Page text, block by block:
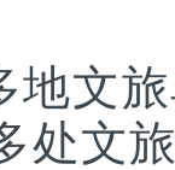
文旅
处文